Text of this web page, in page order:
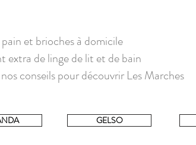
et brioches à domicile
extra de linge de lit et de bain
conseils pour découvrir Les Marches
GELSO